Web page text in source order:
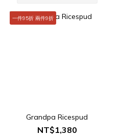
一件95折 兩件9折
Grandpa Ricespud
NT$1,380